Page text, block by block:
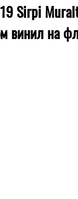
Sirpi
винил на